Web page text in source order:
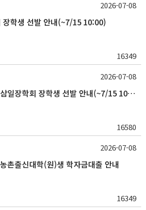
장학생 선발 안내(~7/15 10:00)
16349
2026-07-08
2026학년도 2학기 삼일장학회 장학생 선발 안내(~7/15 10:00)
16580
2026-07-08
촌출신대학(원)생 학자금대출 안내
16349
2026-07-08